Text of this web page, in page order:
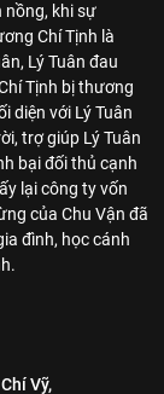
nồng, khi sự
Chí Tịnh là
Lý Tuân đau
Tịnh bị thương
diện với Lý Tuân
trợ giúp Lý Tuân
bại đối thủ cạnh
lại công ty vốn
của Chu Vận đã
đình, học cánh
Vỹ,